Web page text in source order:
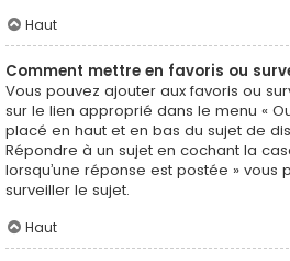
Haut
Comment mettre en favoris ou
Vous pouvez ajouter aux favoris ou
sur le lien approprié dans le menu «
placé en haut et en bas du sujet de
Répondre à un sujet en cochant la
lorsqu’une réponse est postée »
surveiller le sujet.
Haut